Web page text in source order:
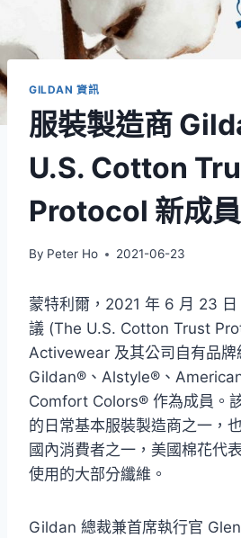
GILDAN 資訊
服裝製造商
U.S. Cotton
Protocol 新成員
By Peter Ho 2021-06-23
蒙特利爾，2021 年 6 月 23 日
議 (The U.S. Cotton Trust
Activewear 及其公司自有品牌
Gildan®、Alstyle®、
Comfort Colors® 作為成員。
的日常基本服裝製造商之一，
國內消費者之一，美國棉花代
使用的大部分纖維。
Gildan 總裁兼首席執行官